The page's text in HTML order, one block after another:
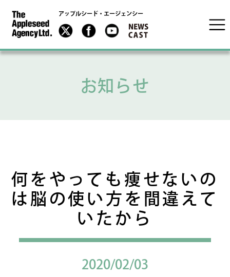
アップルシード・エージェンシー
お知らせ
何をやっても痩せないの
は脳の使い方を間違えて
いたから
2020/02/03